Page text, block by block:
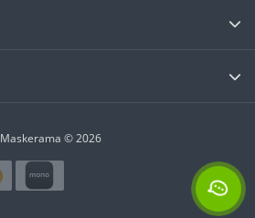
Maskerama © 2026